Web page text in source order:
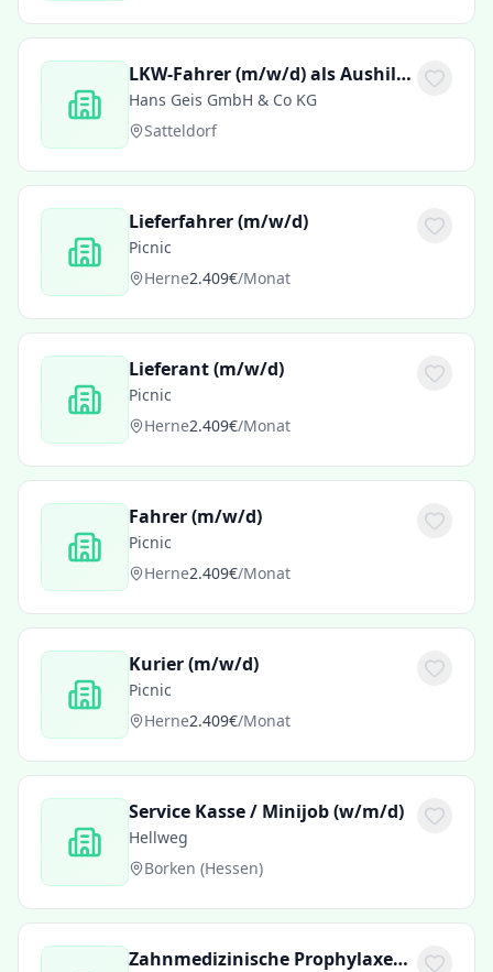
LKW-Fahrer (m/w/d) als Aushilfe / Teilzeit gesucht
Hans Geis GmbH & Co KG
Satteldorf
Lieferfahrer (m/w/d)
Picnic
Herne2.409€/Monat
Lieferant (m/w/d)
Picnic
Herne2.409€/Monat
Fahrer (m/w/d)
Picnic
Herne2.409€/Monat
Kurier (m/w/d)
Picnic
Herne2.409€/Monat
Service Kasse / Minijob (w/m/d)
Hellweg
Borken (Hessen)
Zahnmedizinische Prophylaxeassistentin / ZMP (m/w/d)